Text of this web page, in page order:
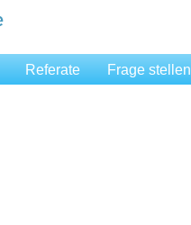
Referate Frage stellen